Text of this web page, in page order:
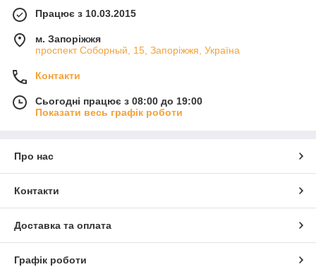
Працює з 10.03.2015
м. Запоріжжя
проспект Соборный, 15, Запоріжжя, Україна
Контакти
Сьогодні працює з 08:00 до 19:00
Показати весь графік роботи
Про нас
Контакти
Доставка та оплата
Графік роботи